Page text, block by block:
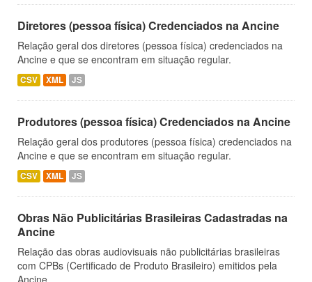
Diretores (pessoa física) Credenciados na Ancine
Relação geral dos diretores (pessoa física) credenciados na
Ancine e que se encontram em situação regular.
CSV XML JS
Produtores (pessoa física) Credenciados na Ancine
Relação geral dos produtores (pessoa física) credenciados na
Ancine e que se encontram em situação regular.
CSV XML JS
Obras Não Publicitárias Brasileiras Cadastradas na
Ancine
Relação das obras audiovisuais não publicitárias brasileiras
com CPBs (Certificado de Produto Brasileiro) emitidos pela
Ancine.